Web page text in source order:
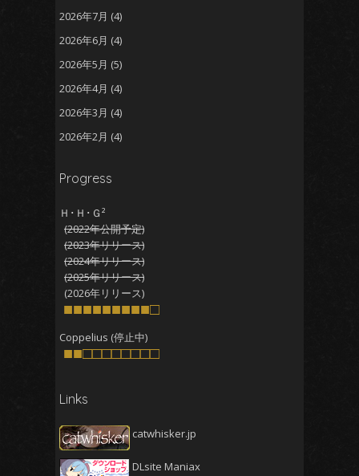
2026年7月 (4)
2026年6月 (4)
2026年5月 (5)
2026年4月 (4)
2026年3月 (4)
2026年2月 (4)
2025年12月
2025年11月
2025年10月(4)
2025年9月 (4)
2025年8月(5)
2025年7月(4)
(4)
2025年5月(5)
2025年3月
2025年2月(4)
2025年1月(5)
Progress
Ｈ･Ｈ･Ｇ²
(2022年公開予定)
(2023年リリース)
(2024年リリース)
(2025年リリース)
(2026年リリース)
■■■■■■■■■□
Coppelius (停止中)
■■□□□□□□□□
Links
catwhisker.jp
DLsite Maniax